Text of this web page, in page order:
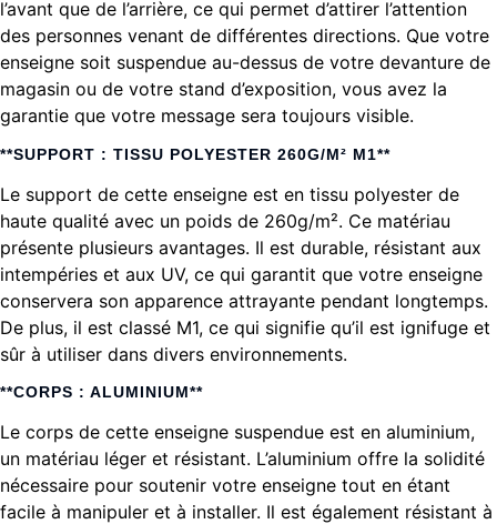
l’avant que de l’arrière, ce qui permet d’attirer l’attention
des personnes venant de différentes directions. Que votre
enseigne soit suspendue au-dessus de votre devanture de
magasin ou de votre stand d’exposition, vous avez la
garantie que votre message sera toujours visible.
**SUPPORT : TISSU POLYESTER 260G/M² M1**
Le support de cette enseigne est en tissu polyester de
haute qualité avec un poids de 260g/m². Ce matériau
présente plusieurs avantages. Il est durable, résistant aux
intempéries et aux UV, ce qui garantit que votre enseigne
conservera son apparence attrayante pendant longtemps.
De plus, il est classé M1, ce qui signifie qu’il est ignifuge et
sûr à utiliser dans divers environnements.
**CORPS : ALUMINIUM**
Le corps de cette enseigne suspendue est en aluminium,
un matériau léger et résistant. L’aluminium offre la solidité
nécessaire pour soutenir votre enseigne tout en étant
facile à manipuler et à installer. Il est également résistant à